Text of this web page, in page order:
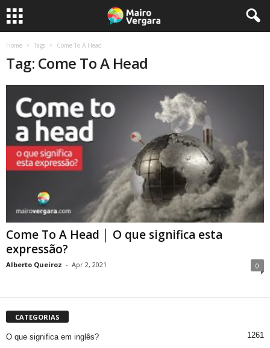
Home Tags Come To A Head
Tag: Come To A Head
Come To A Head │ O que significa esta
expressão?
Alberto Queiroz - Apr 2, 2021 0
CATEGORIAS
O que significa em inglês? 1261